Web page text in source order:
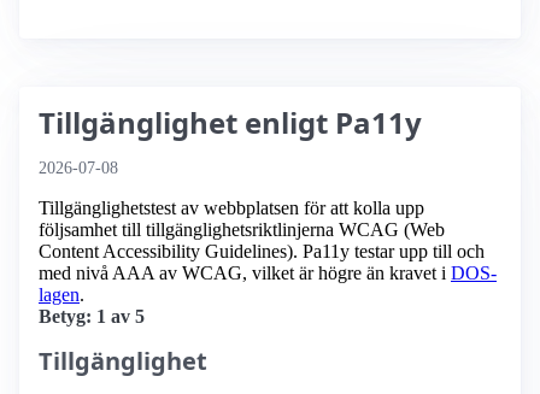
Tillgänglighet enligt Pa11y
2026-07-08
Tillgänglighetstest av webbplatsen för att kolla upp
följsamhet till tillgänglighets­riktlinjerna WCAG (Web
Content Accessibility Guidelines). Pa11y testar upp till och
med nivå AAA av WCAG, vilket är högre än kravet i DOS-
lagen.
Betyg: 1 av 5
Tillgänglighet